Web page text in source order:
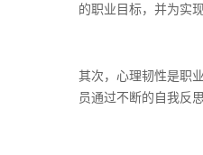
的职业目标，并为实
其次，心理韧性是职
员通过不断的自我反